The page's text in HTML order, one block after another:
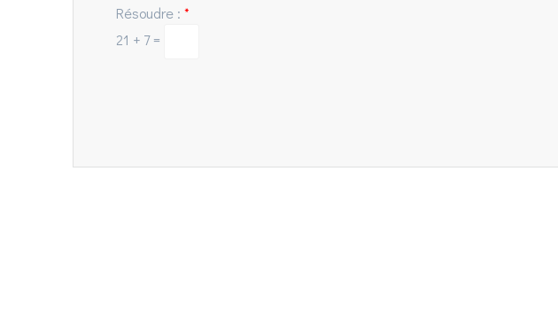
Résoudre :*
21 + 7 =